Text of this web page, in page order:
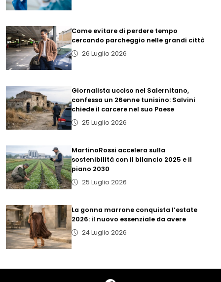
Come evitare di perdere tempo
cercando parcheggio nelle grandi città
26 Luglio 2026
Giornalista ucciso nel Salernitano,
confessa un 26enne tunisino: Salvini
chiede il carcere nel suo Paese
25 Luglio 2026
MartinoRossi accelera sulla
sostenibilità con il bilancio 2025 e il
piano 2030
25 Luglio 2026
La gonna marrone conquista l’estate
2026: il nuovo essenziale da avere
24 Luglio 2026